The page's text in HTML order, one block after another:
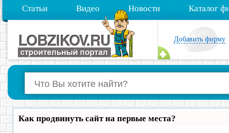
Статьи Видео Новости Каталог
Добавить фирму
Как продвинуть сайт на первые места?